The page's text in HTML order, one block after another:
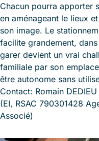
Chacun pourra apporter
en aménageant le lieux
son image. Le
facilite grandement,
garer devient un vrai
familiale par son
être autonome sans
Contact: Romain
(EI, RSAC 790301428
Associé)